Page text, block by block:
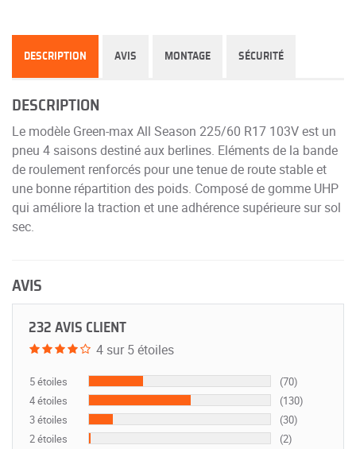
DESCRIPTION AVIS MONTAGE SÉCURITÉ
DESCRIPTION
Le modèle Green-max All Season 225/60 R17 103V est un
pneu 4 saisons destiné aux berlines. Eléments de la bande
de roulement renforcés pour une tenue de route stable et
une bonne répartition des poids. Composé de gomme UHP
qui améliore la traction et une adhérence supérieure sur sol
sec.
AVIS
232 AVIS CLIENT
4 sur 5 étoiles
5 étoiles
(70)
4 étoiles
(130)
3 étoiles
(30)
2 étoiles
(2)